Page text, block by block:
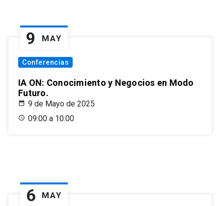
9 MAY
Conferencias
IA ON: Conocimiento y Negocios en Modo
Futuro.
9 de Mayo de 2025
09:00 a 10:00
6 MAY